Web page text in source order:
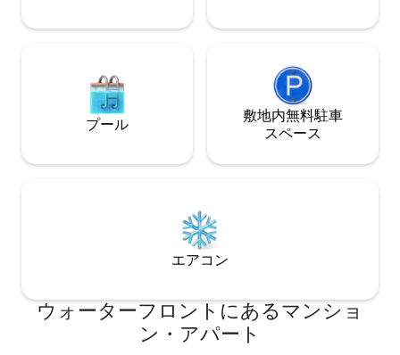
きます。 - 洗濯機/乾燥機もご利用いただ
ーでグエンフエストリート（HCMシティ
のダウンタウン1区）まで行くと、私の家
から1分です。 - 私の家に向かう「90
Nguyễn Huệ street」の建物には、ブテ
リーがたくさんあります。街のエッセン
109番バスでベンタン駅に降り、そこから
徒歩約5分で私の家に着きます。すべての
設備と施設をご利用いただけます。 私は
HCMシティで長年にわたりF&B業界で働
ています。お気軽にお話ししたり、カフ
ェで遊んで、地元の料理、美術、写真に
ついて話し合いましょう。 ベトナムで最
も活気ある街の中心部からわずか数歩の
プール
敷地内無料駐⁠車
ス⁠ペ⁠ー⁠ス
エアコン
ウォーターフロントにあるマンショ
ン・アパート